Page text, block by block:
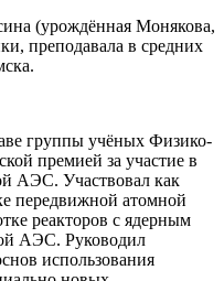
(урождённая Монякова,
преподавала в средних
группы учёных Физико-
премией за участие в
АЭС. Участвовал как
передвижной атомной
реакторов с ядерным
АЭС. Руководил
использования